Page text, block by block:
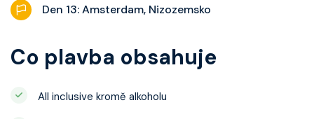
Den 13: Amsterdam, Nizozemsko
Co plavba obsahuje
All inclusive kromě alkoholu